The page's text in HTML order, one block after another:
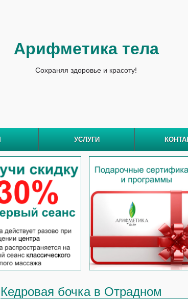
Арифметика тела
Сохраняя здоровье и красоту!
УСЛУГИ
Кедровая бочка в Отрадном